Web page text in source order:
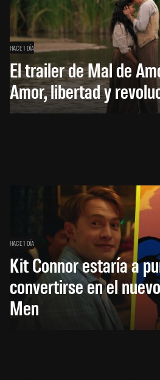
HACE 1 DÍA
El trailer de Mal de
Amor, libertad y
HACE 1 DÍA
Kit Connor estaría a
convertirse en el
Men